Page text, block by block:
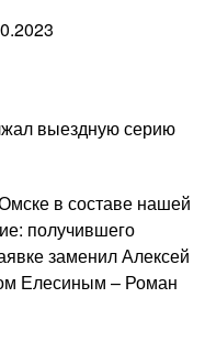
выездную серию
в составе нашей
получившего
заменил Алексей
Елесиным – Роман